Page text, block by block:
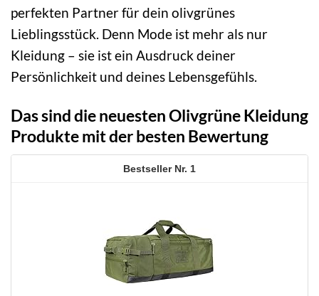
perfekten Partner für dein olivgrünes
Lieblingsstück. Denn Mode ist mehr als nur
Kleidung – sie ist ein Ausdruck deiner
Persönlichkeit und deines Lebensgefühls.
Das sind die neuesten Olivgrüne Kleidung
Produkte mit der besten Bewertung
1